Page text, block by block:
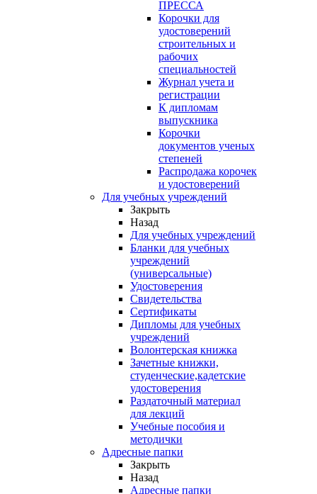
ПРЕССА
Корочки для
удостоверений
строительных и
рабочих
специальностей
Журнал учета и
регистрации
К дипломам
выпускника
Корочки
документов ученых
степеней
Распродажа корочек
и удостоверений
Для учебных учреждений
Закрыть
Назад
Для учебных учреждений
Бланки для учебных
учреждений
(универсальные)
Удостоверения
Свидетельства
Сертификаты
Дипломы для учебных
учреждений
Волонтерская книжка
Зачетные книжки,
студенческие,кадетские
удостоверения
Раздаточный материал
для лекций
Учебные пособия и
методички
Адресные папки
Закрыть
Назад
Адресные папки